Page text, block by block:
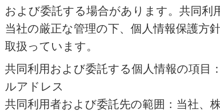
および委託する場合があります。共同利
当社の厳正な管理の下、個人情報保護方
取扱っています。
共同利用および委託する個人情報の項目
ルアドレス
共同利用者および委託先の範囲：当社、